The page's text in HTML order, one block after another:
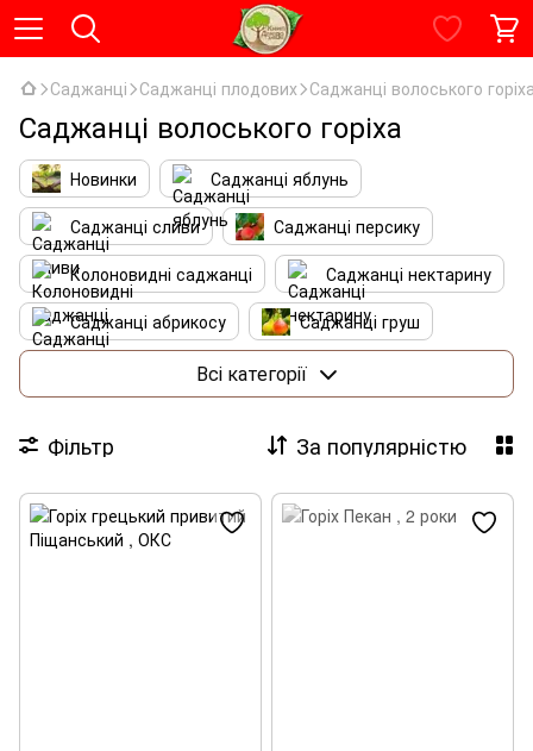
Саджанці Саджанці плодових Саджанці волоського
Саджанці волоського горіха
Новинки
Саджанці яблунь
Саджанці сливи
Саджанці персику
Колоновидні саджанці
Саджанці нектарину
Саджанці абрикосу
Саджанці груш
Саджанці черешні
Саджанці шовковиці
Саджанці волоського горіха
Саджанці айви
Всі категорії
Фільтр За популярністю